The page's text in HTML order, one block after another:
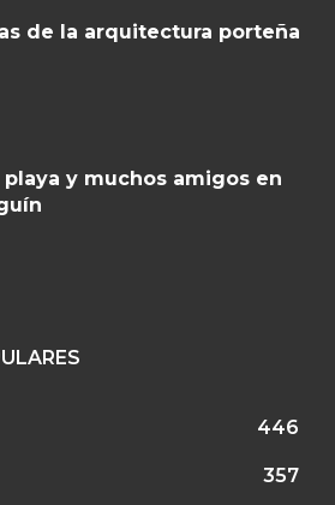
de la arquitectura porteña
playa y muchos amigos en
446
357